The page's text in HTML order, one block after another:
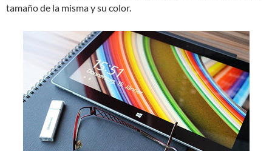
tamaño de la misma y su color.